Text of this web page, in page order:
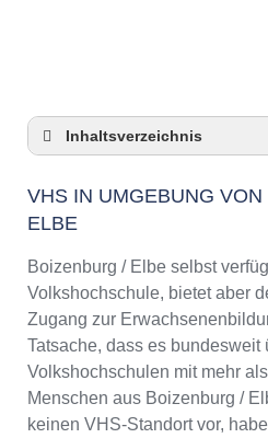
Inhaltsverzeichnis
3 Quicktipps
Keine VHS in
Online-Kurse: Pro und
Online-Kurse als
VHS-Kursen
Die VHS als Inbegriff
Das bundesweite
VHS IN UMGEBUNG
ELBE
Boizenburg / Elbe selbst
Volkshochschule, bietet aber
Zugang zur
Tatsache, dass es bundesweit
Volkshochschulen mit mehr
Menschen aus Boizenburg /
keinen VHS-Standort vor,